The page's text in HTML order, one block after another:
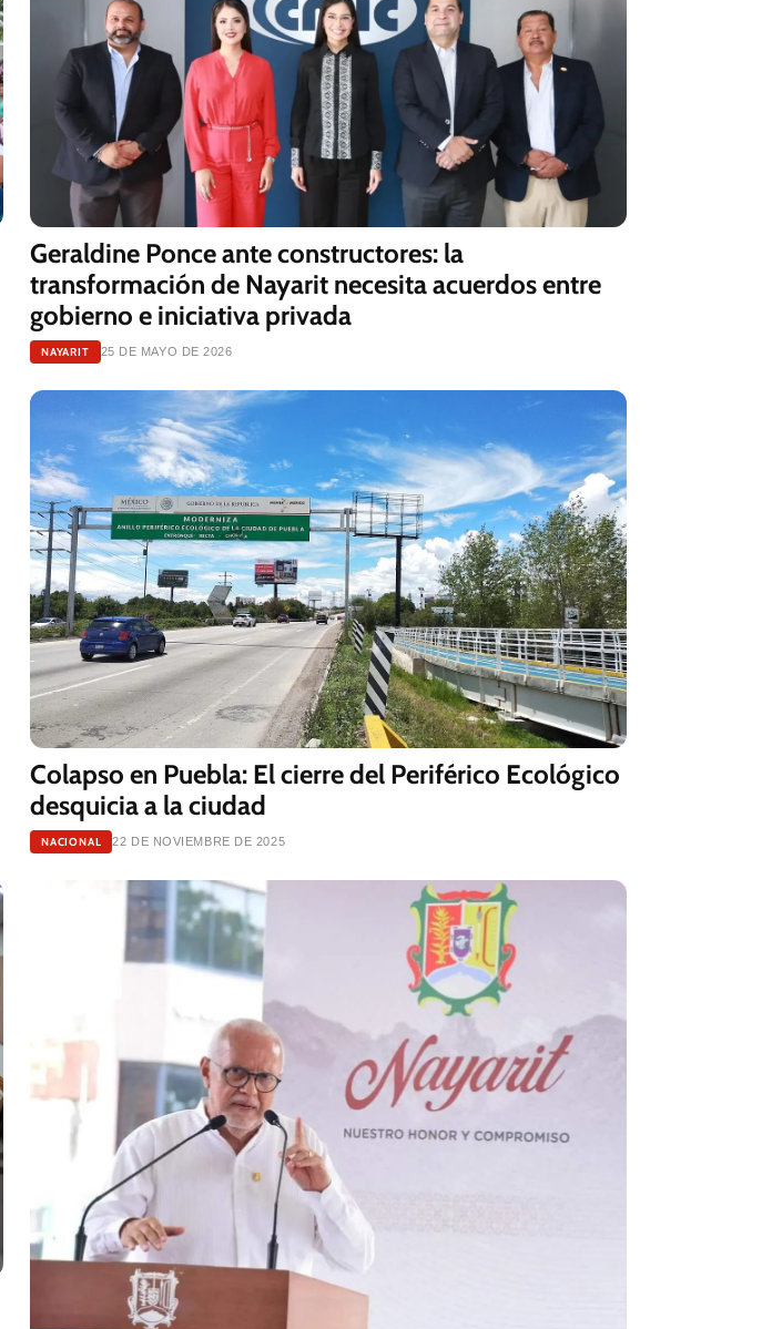
Geraldine Ponce ante constructores: la
transformación de Nayarit necesita acuerdos entre
gobierno e iniciativa privada
NAYARIT 25 DE MAYO DE 2026
Colapso en Puebla: El cierre del Periférico Ecológico
desquicia a la ciudad
NACIONAL 22 DE NOVIEMBRE DE 2025